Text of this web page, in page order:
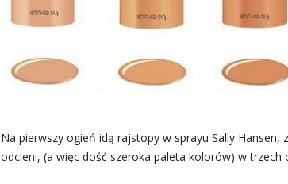
Na pierwszy ogień idą rajstopy w sprayu Sally
odcieni, (a więc dość szeroka paleta kolorów) w trzech